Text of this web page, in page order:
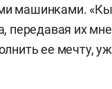
машинками.
передавая их
ее мечту,